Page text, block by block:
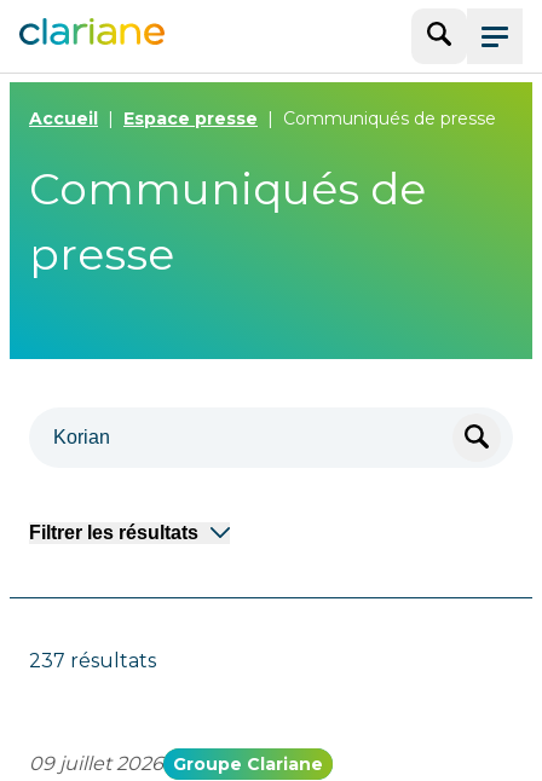
Menu
Accueil Espace presse Communiqués de presse
Communiqués de
presse
Filtrer les résultats
237 résultats
09 juillet 2026 Groupe Clariane